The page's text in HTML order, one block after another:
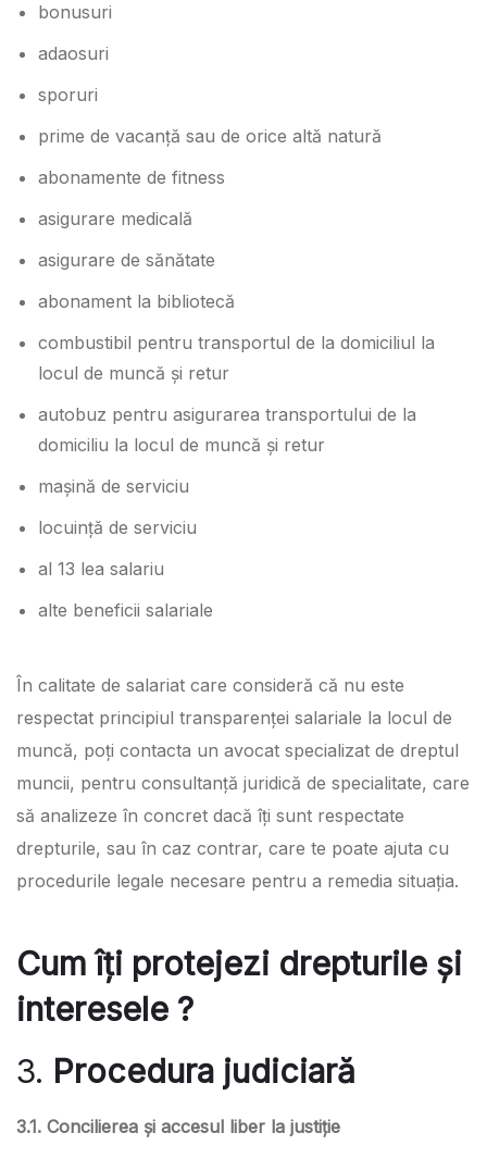
bonusuri
adaosuri
sporuri
prime de vacanță sau de orice altă natură
abonamente de fitness
asigurare medicală
asigurare de sănătate
abonament la bibliotecă
combustibil pentru transportul de la domiciliul la
locul de muncă și retur
autobuz pentru asigurarea transportului de la
domiciliu la locul de muncă și retur
mașină de serviciu
locuință de serviciu
al 13 lea salariu
alte beneficii salariale
În calitate de salariat care consideră că nu este
respectat principiul transparenței salariale la locul de
muncă, poți contacta un avocat specializat de dreptul
muncii, pentru consultanță juridică de specialitate, care
să analizeze în concret dacă îți sunt respectate
drepturile, sau în caz contrar, care te poate ajuta cu
procedurile legale necesare pentru a remedia situația.
Cum îți protejezi drepturile și
interesele ?
3. Procedura judiciară
3.1. Concilierea și accesul liber la justiție